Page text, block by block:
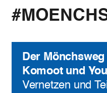
Der
Komoot und
Vernetzen und